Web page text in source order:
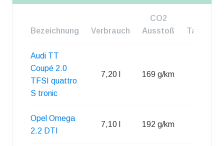
Bezeichnung Verbrauch
CO2
Ausstoß
Audi TT
Coupé 2.0
TFSI quattro
S tronic
7,20 l 169 g/km
Opel Omega
2.2 DTI
7,10 l 192 g/km